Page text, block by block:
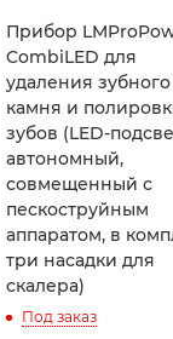
Прибор
CombiLED для
удаления зубного
камня и
зубов (LED-
автономный,
совмещенный с
пескоструйным
аппаратом, в
три насадки для
скалера)
Под заказ